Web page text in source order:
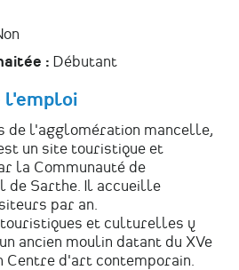
: Débutant
l'emploi
de l'agglomération mancelle,
un site touristique et
la Communauté de
de Sarthe. Il accueille
par an.
et culturelles y
ancien moulin datant du XVe
Centre d'art contemporain.